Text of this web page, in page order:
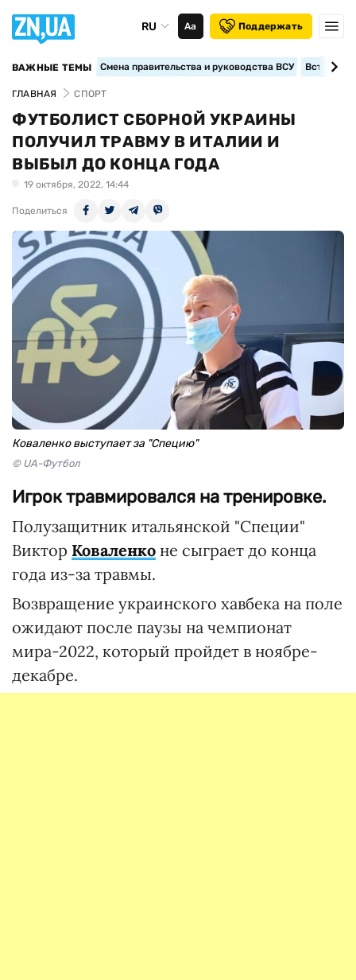
RU Аа Поддержать
ВАЖНЫЕ ТЕМЫ Смена правительства и руководства ВСУ
ГЛАВНАЯ СПОРТ
ФУТБОЛИСТ СБОРНОЙ УКРАИНЫ
ПОЛУЧИЛ ТРАВМУ В ИТАЛИИ И
ВЫБЫЛ ДО КОНЦА ГОДА
19 октября, 2022, 14:44
Поделиться
Коваленко выступает за "Специю"
© UA-Футбол
Игрок травмировался на тренировке.
Полузащитник итальянской "Специи"
Виктор Коваленко не сыграет до конца
года из-за травмы.
Возвращение украинского хавбека на поле
ожидают после паузы на чемпионат
мира-2022, который пройдет в ноябре-
декабре.